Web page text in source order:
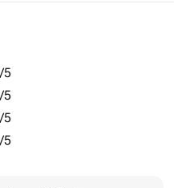
и отправляете их в
2
/5
/5
/5
/5